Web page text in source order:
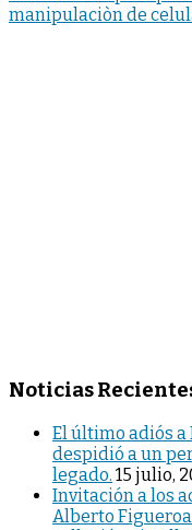
manipulaciòn de
Noticias
El último adiós
despidió a un
legado. 15 julio,
Invitación a los
Alberto